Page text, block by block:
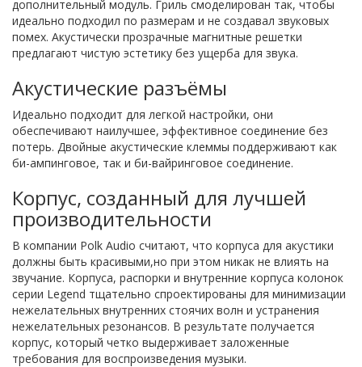
дополнительный модуль. Гриль смоделирован так, чтобы
идеально подходил по размерам и не создавал звуковых
помех. Акустически прозрачные магнитные решетки
предлагают чистую эстетику без ущерба для звука.
Акустические разъёмы
Идеально подходит для легкой настройки, они
обеспечивают наилучшее, эффективное соединение без
потерь. Двойные акустические клеммы поддерживают как
би-ампинговое, так и би-вайринговое соединение.
Корпус, созданный для лучшей
производительности
В компании Polk Audio считают, что корпуса для акустики
должны быть красивыми,но при этом никак не влиять на
звучание. Корпуса, распорки и внутренние корпуса колонок
серии Legend тщательно спроектированы для минимизации
нежелательных внутренних стоячих волн и устранения
нежелательных резонансов. В результате получается
корпус, который четко выдерживает заложенные
требования для воспроизведения музыки.